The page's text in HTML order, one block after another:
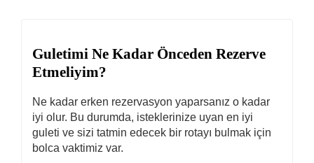
Guletimi Ne Kadar Önceden Rezerve
Etmeliyim?
Ne kadar erken rezervasyon yaparsanız o kadar
iyi olur. Bu durumda, isteklerinize uyan en iyi
guleti ve sizi tatmin edecek bir rotayı bulmak için
bolca vaktimiz var.